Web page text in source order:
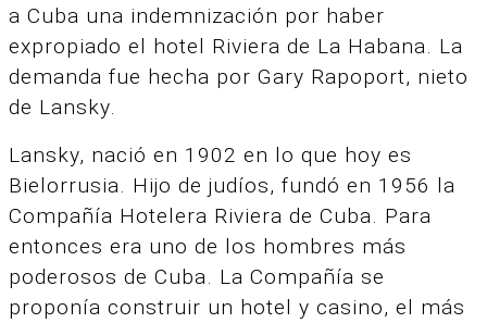
a Cuba una indemnización por haber
expropiado el hotel Riviera de La Habana. La
demanda fue hecha por Gary Rapoport, nieto
de Lansky.
Lansky, nació en 1902 en lo que hoy es
Bielorrusia. Hijo de judíos, fundó en 1956 la
Compañía Hotelera Riviera de Cuba. Para
entonces era uno de los hombres más
poderosos de Cuba. La Compañía se
proponía construir un hotel y casino, el más